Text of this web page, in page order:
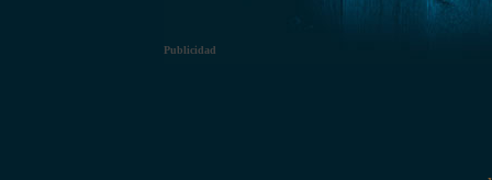
Publicidad